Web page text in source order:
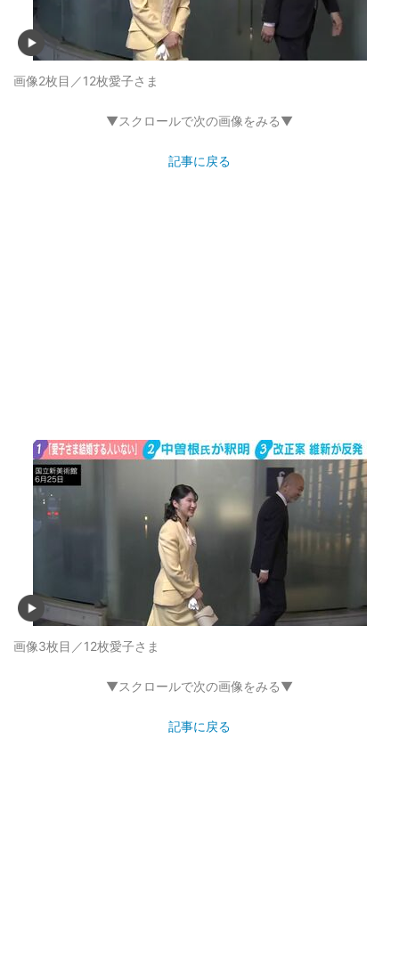
画像2枚目／12枚愛子さま
▼スクロールで次の画像をみる▼
記事に戻る
画像3枚目／12枚愛子さま
▼スクロールで次の画像をみる▼
記事に戻る